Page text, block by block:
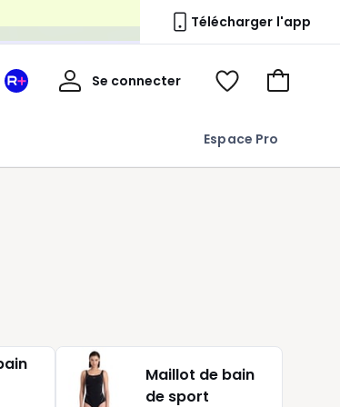
Télécharger l'app
Espace Pro
Mon
Se connecter
Mon
Voir
Aller
Maillot de bain
de sport